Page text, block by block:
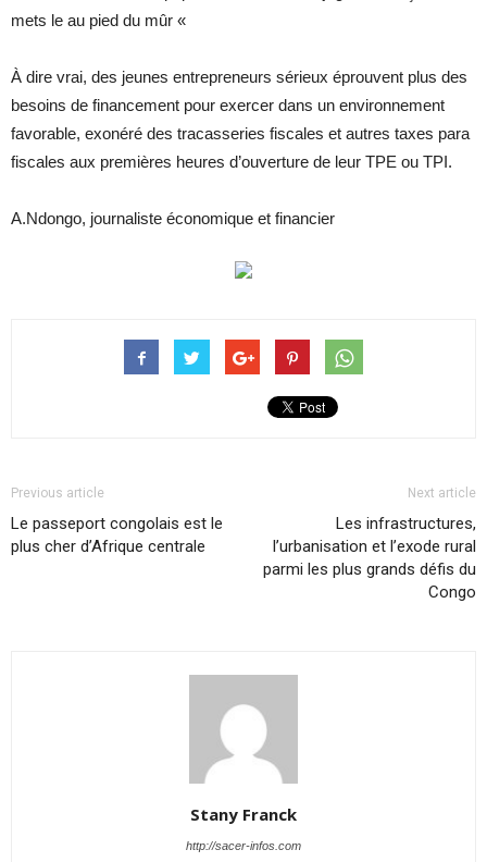
mets le au pied du mûr «
À dire vrai, des jeunes entrepreneurs sérieux éprouvent plus des
besoins de financement pour exercer dans un environnement
favorable, exonéré des tracasseries fiscales et autres taxes para
fiscales aux premières heures d’ouverture de leur TPE ou TPI.
A.Ndongo, journaliste économique et financier
Previous article
Le passeport congolais est le
plus cher d’Afrique centrale
Next article
Les infrastructures,
l’urbanisation et l’exode rural
parmi les plus grands défis du
Congo
Stany Franck
http://sacer-infos.com